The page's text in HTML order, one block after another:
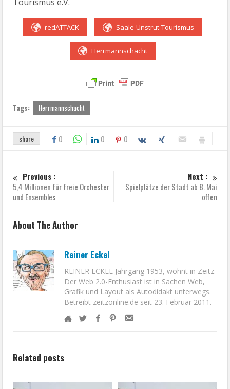
redATTACK Saale-Unstrut-Tourismus
Herrmannschacht
Tags: Herrmannschacht
share 0 0 0
Previous :
5,4 Millionen für freie Orchester
und Ensembles
Next :
Spielplätze der Stadt ab 8. Mai
offen
About The Author
Reiner Eckel
REINER ECKEL Jahrgang 1953, wohnt in Zeitz.
Der Web 2.0-Enthusiast ist in Sachen Web,
Grafik und Layout als Autodidakt unterwegs.
Betreibt zeitzonline.de seit 23. Februar 2011.
Related posts